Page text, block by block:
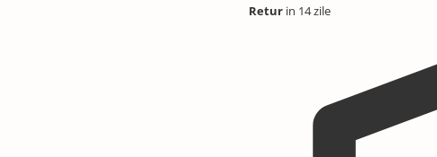
Retur in 14 zile